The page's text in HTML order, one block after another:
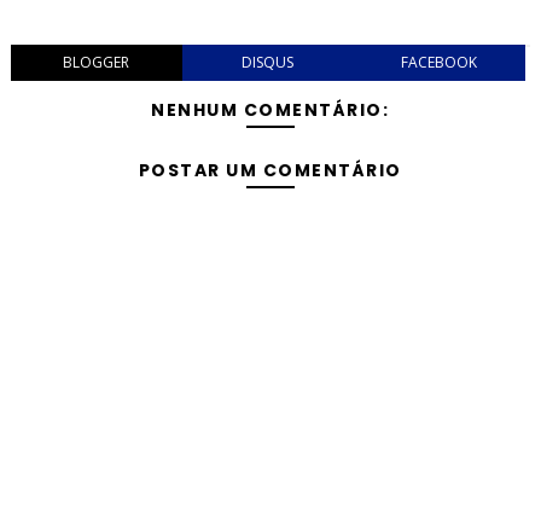
BLOGGER DISQUS FACEBOOK
NENHUM COMENTÁRIO:
POSTAR UM COMENTÁRIO